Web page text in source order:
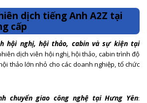
dịch tiếng Anh A2Z tại
cấp
hội nghị, hội thảo, cabin và sự kiện tại
dịch viên hội nghị, hội thảo, cabin trình độ
thảo lớn nhỏ cho các doanh nghiệp, tổ chức
chuyển giao công nghệ tại Hưng Yên: